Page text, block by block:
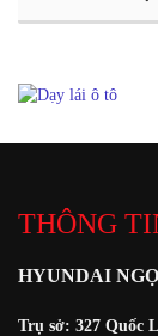
THÔNG
HYUNDAI
Trụ sở: 327 Quốc